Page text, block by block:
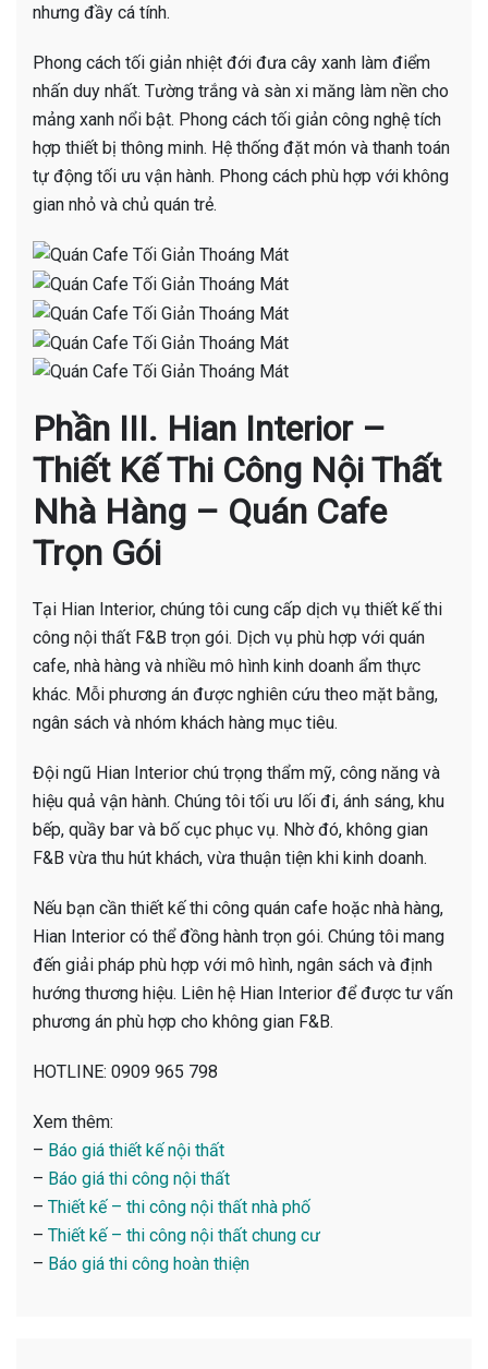
nhưng đầy cá tính.
Phong cách tối giản nhiệt đới đưa cây xanh làm điểm
nhấn duy nhất. Tường trắng và sàn xi măng làm nền cho
mảng xanh nổi bật. Phong cách tối giản công nghệ tích
hợp thiết bị thông minh. Hệ thống đặt món và thanh toán
tự động tối ưu vận hành. Phong cách phù hợp với không
gian nhỏ và chủ quán trẻ.
Phần III. Hian Interior –
Thiết Kế Thi Công Nội Thất
Nhà Hàng – Quán Cafe
Trọn Gói
Tại Hian Interior, chúng tôi cung cấp dịch vụ thiết kế thi
công nội thất F&B trọn gói. Dịch vụ phù hợp với quán
cafe, nhà hàng và nhiều mô hình kinh doanh ẩm thực
khác. Mỗi phương án được nghiên cứu theo mặt bằng,
ngân sách và nhóm khách hàng mục tiêu.
Đội ngũ Hian Interior chú trọng thẩm mỹ, công năng và
hiệu quả vận hành. Chúng tôi tối ưu lối đi, ánh sáng, khu
bếp, quầy bar và bố cục phục vụ. Nhờ đó, không gian
F&B vừa thu hút khách, vừa thuận tiện khi kinh doanh.
Nếu bạn cần thiết kế thi công quán cafe hoặc nhà hàng,
Hian Interior có thể đồng hành trọn gói. Chúng tôi mang
đến giải pháp phù hợp với mô hình, ngân sách và định
hướng thương hiệu. Liên hệ Hian Interior để được tư vấn
phương án phù hợp cho không gian F&B.
HOTLINE: 0909 965 798
Xem thêm:
– Báo giá thiết kế nội thất
– Báo giá thi công nội thất
– Thiết kế – thi công nội thất nhà phố
– Thiết kế – thi công nội thất chung cư
– Báo giá thi công hoàn thiện